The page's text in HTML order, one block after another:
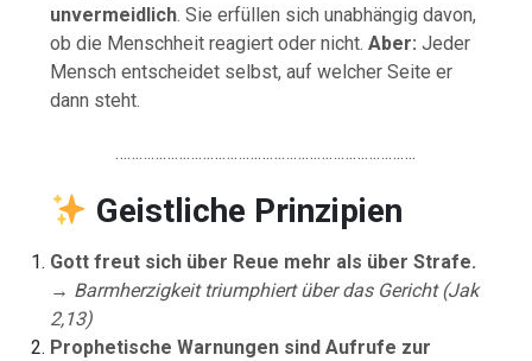
unvermeidlich. Sie erfüllen sich unabhängig davon,
ob die Menschheit reagiert oder nicht.Aber: Jeder
Mensch entscheidet selbst, auf welcher Seite er
dann steht.
………………………………………………………………….
Geistliche Prinzipien
Gott freut sich über Reue mehr als über Strafe.
→ Barmherzigkeit triumphiert über das Gericht (Jak
2,13)
Prophetische Warnungen sind Aufrufe zur